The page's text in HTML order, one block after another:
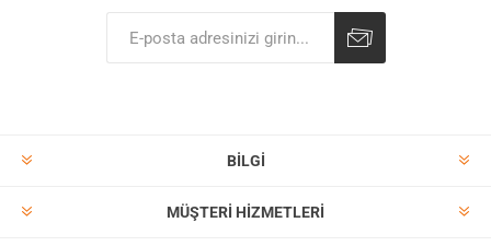
BILGI
MÜŞTERI HIZMETLERI